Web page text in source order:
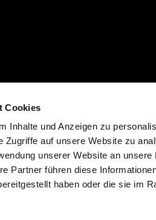
Cookies
Inhalte und Anzeigen zu
Zugriffe auf unsere Website zu
unserer Website an
Partner führen diese
haben oder die sie im